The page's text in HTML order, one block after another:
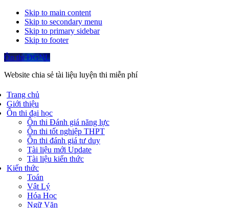
Skip to main content
Skip to secondary menu
Skip to primary sidebar
Skip to footer
Ôn thi ĐGNL
Website chia sẻ tài liệu luyện thi miễn phí
Trang chủ
Giới thiệu
Ôn thi đại học
Ôn thi Đánh giá năng lực
Ôn thi tốt nghiệp THPT
Ôn thi đánh giá tư duy
Tài liệu mới Update
Tài liệu kiến thức
Kiến thức
Toán
Vật Lý
Hóa Học
Ngữ Văn